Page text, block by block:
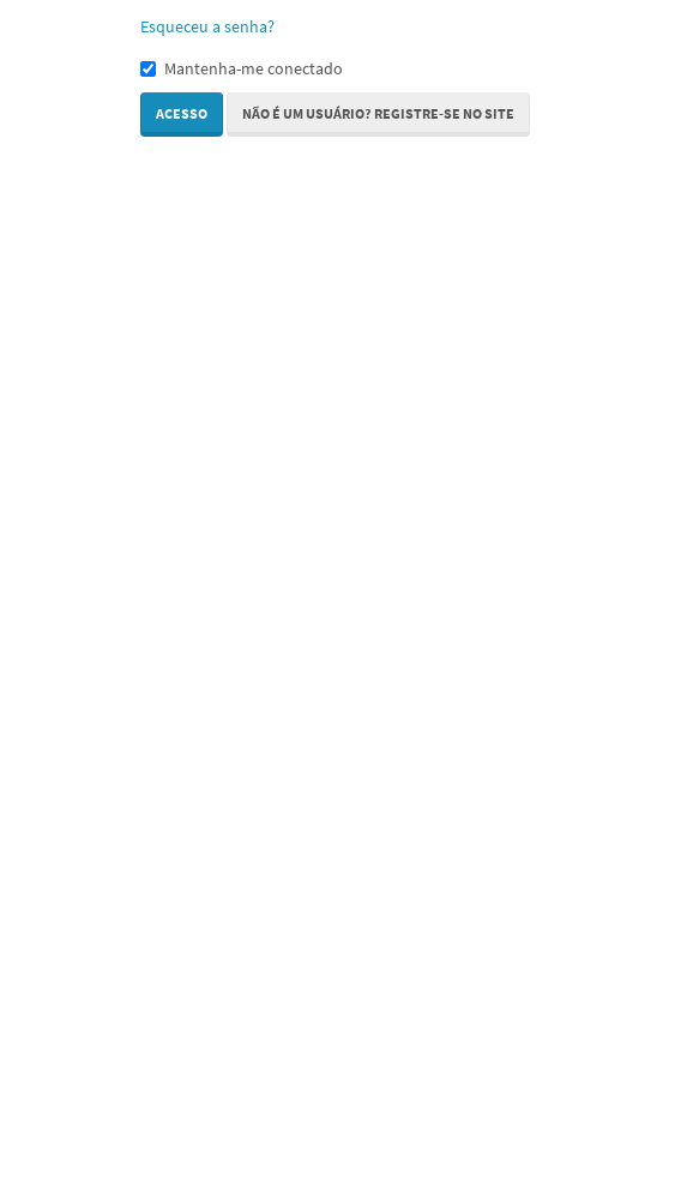
Esqueceu a senha?
Mantenha-me conectado
ACESSO NÃO É UM USUÁRIO? REGISTRE-SE NO SITE